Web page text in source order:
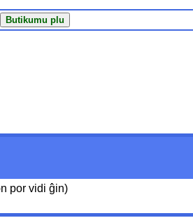
por vidi ĝin)